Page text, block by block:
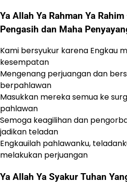
Ya Allah Ya Rahman Ya
Pengasih dan Maha
Kami bersyukur karena Engkau
kesempatan
Mengenang perjuangan dan
berpahlawan
Masukkan mereka semua ke
pahlawan
Semoga keagilihan dan
jadikan teladan
Engkauilah pahlawanku,
melakukan perjuangan
Ya Allah Ya Syakur Tuhan